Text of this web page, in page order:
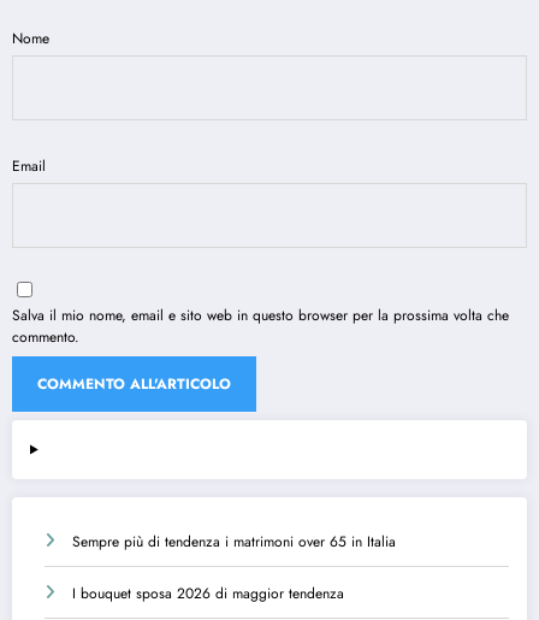
Nome
Email
Salva il mio nome, email e sito web in questo browser per la prossima volta che
commento.
Sempre più di tendenza i matrimoni over 65 in Italia
I bouquet sposa 2026 di maggior tendenza